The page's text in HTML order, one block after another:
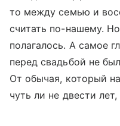
то между семью и
считать по-нашему.
полагалось. А самое
перед свадьбой не
От обычая, который
чуть ли не двести лет,